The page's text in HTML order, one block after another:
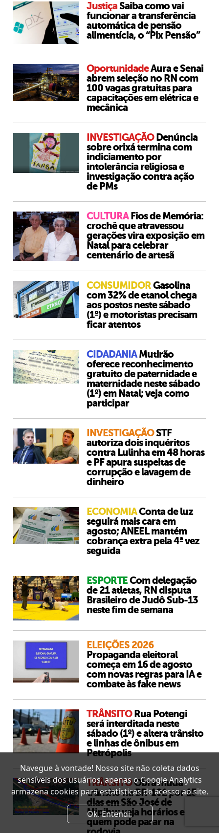
JustiçaSaiba como vai
funcionar a transferência
automática de pensão
alimentícia, o “Pix Pensão”
OportunidadeAura e Senai
abrem seleção no RN com
100 vagas gratuitas para
capacitações em elétrica e
mecânica
INVESTIGAÇÃO Denúncia
sobre orixá termina com
indiciamento por
intolerância religiosa e
investigação contra ação
de PMs
CULTURA Fios de Memória:
crochê que atravessou
gerações vira exposição em
Natal para celebrar
centenário de artesã
CONSUMIDORGasolina
com 32% de etanol chega
aos postos neste sábado
(1º) e motoristas precisam
ficar atentos
CIDADANIAMutirão
oferece reconhecimento
gratuito de paternidade e
maternidade neste sábado
(1º) em Natal; veja como
participar
INVESTIGAÇÃOSTF
autoriza dois inquéritos
contra Lulinha em 48 horas
e PF apura suspeitas de
corrupção e lavagem de
dinheiro
ECONOMIAConta de luz
seguirá mais cara em
agosto; ANEEL mantém
cobrança extra pela 4ª vez
seguida
ESPORTECom delegação
de 21 atletas, RN disputa
Brasileiro de Judô Sub-13
neste fim de semana
ELEIÇÕES 2026
Propaganda eleitoral
começa em 16 de agosto
com novas regras para IA e
combate às fake news
TRÂNSITO Rua Potengi
será interditada neste
sábado (1º) e altera trânsito
e linhas de ônibus em
Petrópolis
TRÂNSITOObra muda
trânsito na BR-101 por 15
dias em São José de
Mipibu; veja horários e
quem pode parar na
Navegue à vontade! Nosso site não coleta dados
sensíveis dos usuários, apenas o Google Analytics
armazena cookies para estatísticas de acesso ao site.
Ok. Entendi.